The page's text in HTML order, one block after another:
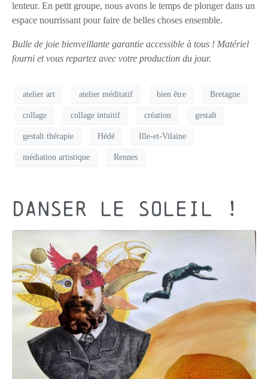
lenteur. En petit groupe, nous avons le temps de plonger dans un
espace nourrissant pour faire de belles choses ensemble.
Bulle de joie bienveillante garantie accessible à tous ! Matériel
fourni et vous repartez avec votre production du jour.
atelier art atelier méditatif bien être Bretagne
collage collage intuitif création gestalt
gestalt thérapie Hédé Ille-et-Vilaine
médiation artistique Rennes
Danser le Soleil !